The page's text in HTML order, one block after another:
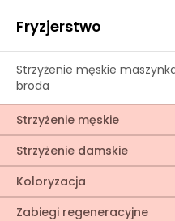
Fryzjerstwo
Strzyżenie męskie
broda
Strzyżenie męskie
Strzyżenie damskie
Koloryzacja
Zabiegi regeneracyjne